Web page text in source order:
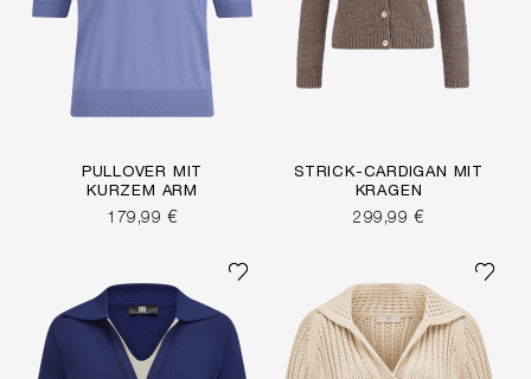
PULLOVER MIT
KURZEM ARM
179,99 €
STRICK-CARDIGAN MIT
KRAGEN
299,99 €